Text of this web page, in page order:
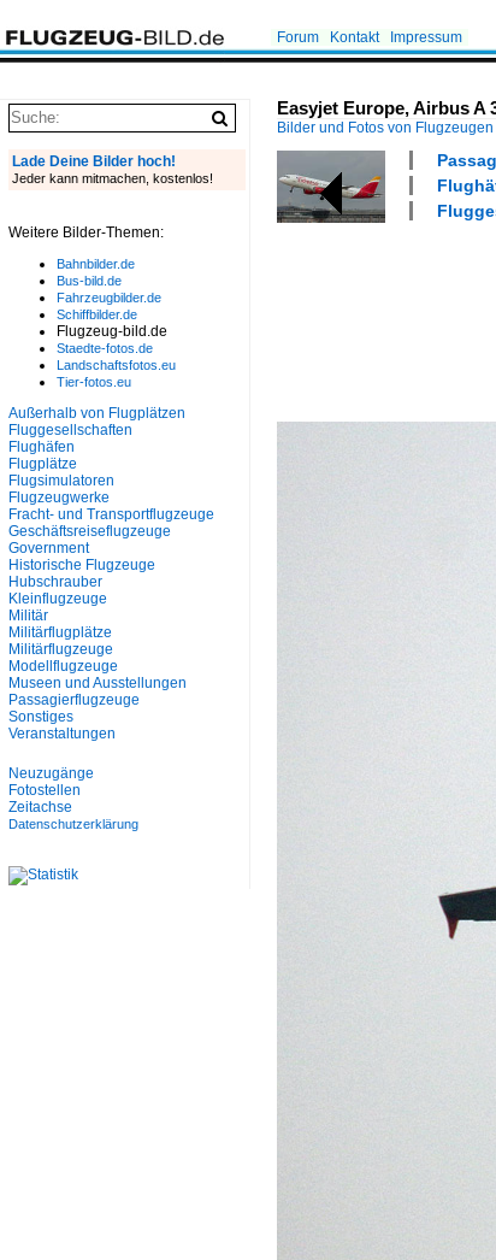
Forum Kontakt Impressum
Easyjet Europe, Airbus A
Bilder und Fotos von
Lade Deine Bilder hoch!
Jeder kann mitmachen, kostenlos!
Weitere Bilder-Themen:
Bahnbilder.de
Bus-bild.de
Fahrzeugbilder.de
Schiffbilder.de
Flugzeug-bild.de
Staedte-fotos.de
Landschaftsfotos.eu
Tier-fotos.eu
Außerhalb von Flugplätzen
Fluggesellschaften
Flughäfen
Flugplätze
Flugsimulatoren
Flugzeugwerke
Fracht- und Transportflugzeuge
Geschäftsreiseflugzeuge
Government
Historische Flugzeuge
Hubschrauber
Kleinflugzeuge
Militär
Militärflugplätze
Militärflugzeuge
Modellflugzeuge
Museen und Ausstellungen
Passagierflugzeuge
Sonstiges
Veranstaltungen
Neuzugänge
Fotostellen
Zeitachse
Datenschutzerklärung